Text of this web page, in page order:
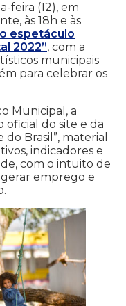
feira (12), em
às 18h e às
espetáculo
2022”, com a
municipais
para celebrar os
Municipal, a
do site e da
Brasil”, material
indicadores e
com o intuito de
emprego e